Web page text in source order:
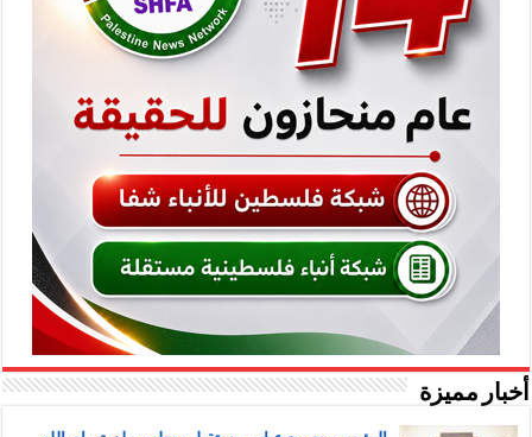
أخبار مميزة